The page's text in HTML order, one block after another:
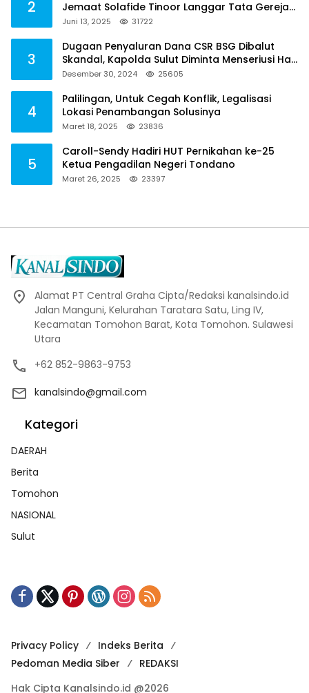
2
Jemaat Solafide Tinoor Langgar Tata Gereja
2021, Toreh : Ini Perbuatan Melawan Hukum
Juni 13, 2025 31722
3
Dugaan Penyaluran Dana CSR BSG Dibalut
Skandal, Kapolda Sulut Diminta Menseriusi Hal
ini
Desember 30, 2024 25605
4
Palilingan, Untuk Cegah Konflik, Legalisasi
Lokasi Penambangan Solusinya
Maret 18, 2025 23836
5
Caroll-Sendy Hadiri HUT Pernikahan ke-25
Ketua Pengadilan Negeri Tondano
Maret 26, 2025 23397
Alamat PT Central Graha Cipta/Redaksi kanalsindo.id
Jalan Manguni, Kelurahan Taratara Satu, Ling IV,
Kecamatan Tomohon Barat, Kota Tomohon. Sulawesi
Utara
+62 852-9863-9753
kanalsindo@gmail.com
Kategori
DAERAH
Berita
Tomohon
NASIONAL
Sulut
Privacy Policy
Indeks Berita
Pedoman Media Siber
REDAKSI
Hak Cipta Kanalsindo.id @2026